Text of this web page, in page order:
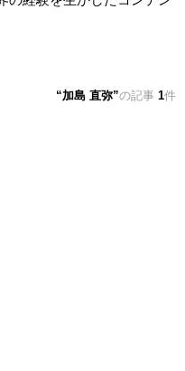
加島 直弥 の記事 1件